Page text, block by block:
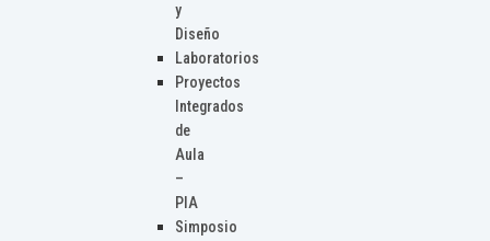
y
Diseño
Laboratorios
Proyectos
Integrados
de
Aula
–
PIA
Simposio